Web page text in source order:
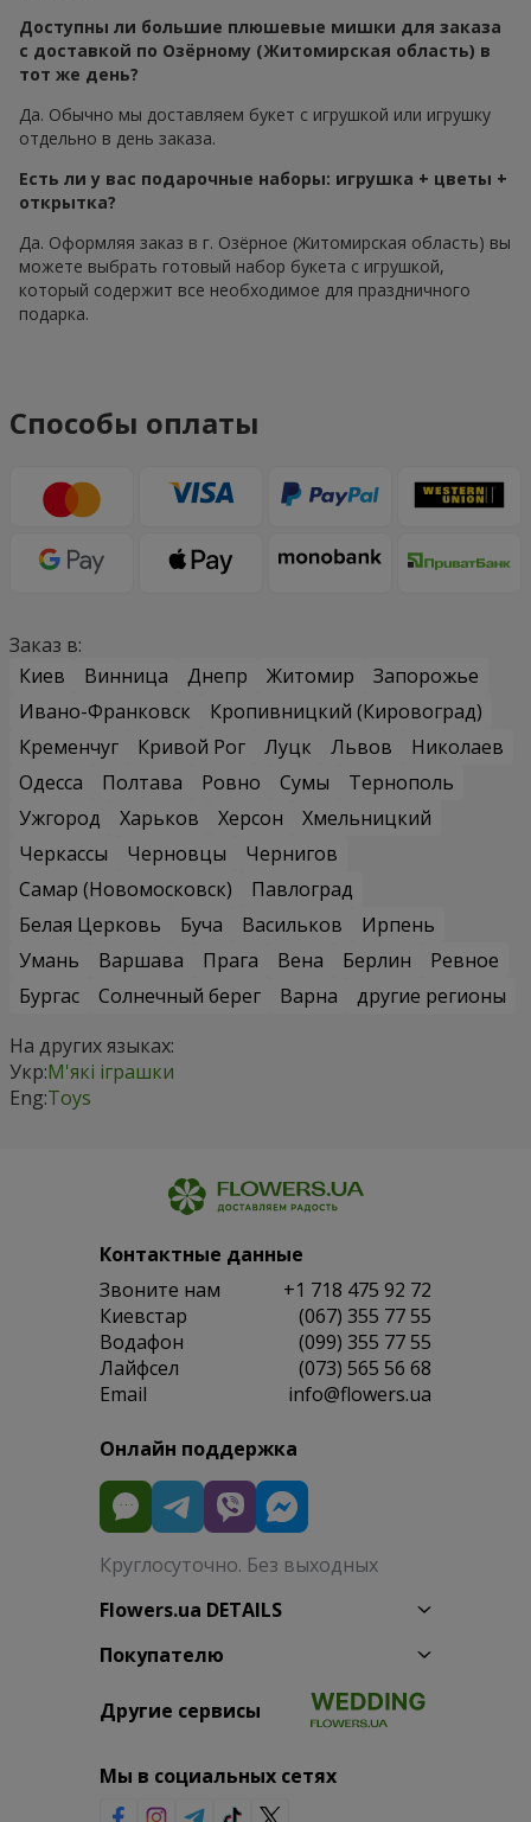
Доступны ли большие плюшевые мишки для заказа
с доставкой по Озёрному (Житомирская область) в
тот же день?
Да. Обычно мы доставляем букет с игрушкой или игрушку
отдельно в день заказа.
Есть ли у вас подарочные наборы: игрушка + цветы +
открытка?
Да. Оформляя заказ в г. Озёрное (Житомирская область) вы
можете выбрать готовый набор букета с игрушкой,
который содержит все необходимое для праздничного
подарка.
Способы оплаты
Заказ в:
Киев
Винница Днепр Житомир
Запорожье
Ивано-Франковск
Кропивницкий (Кировоград)
Кременчуг
Кривой Рог Луцк Львов
Николаев
Одесса
Полтава Ровно Сумы
Тернополь
Ужгород
Харьков Херсон
Хмельницкий
Черкассы
Черновцы
Чернигов
Самар (Новомосковск)
Павлоград
Белая Церковь
Буча Васильков
Ирпень
Умань
Варшава Прага Вена Берлин
Ревное
Бургас
Солнечный берег Варна
другие регионы
На других языках:
Укр:М'які іграшки
Eng:Toys
Контактные данные
Звоните нам
+1 718 475 92 72
Киевстар
(067) 355 77 55
Водафон
(099) 355 77 55
Лайфсел
(073) 565 56 68
Email
info@flowers.ua
Онлайн поддержка
Круглосуточно. Без выходных
Flowers.ua DETAILS
Покупателю
Другие сервисы
Мы в социальных сетях